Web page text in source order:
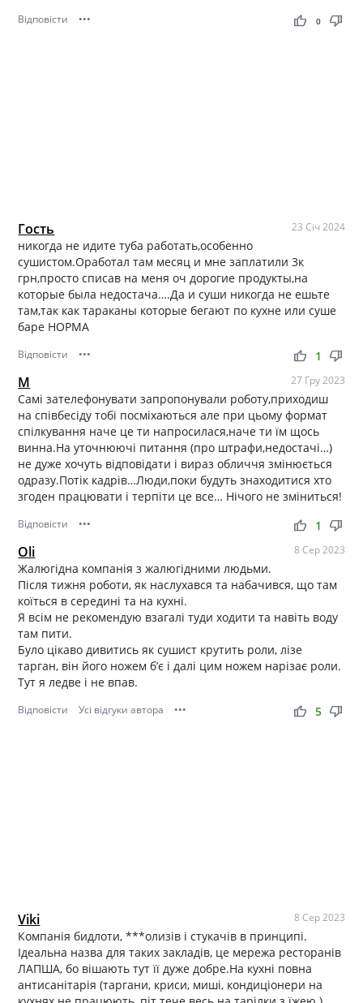
Відповісти ••• thumb_up thumb_down
0
Гость 23 Січ 2024
никогда не идите туба работать,особенно
сушистом.Оработал там месяц и мне заплатили 3к
грн,просто списав на меня оч дорогие продукты,на
которые была недостача….Да и суши никогда не ешьте
там,так как тараканы которые бегают по кухне или суше
баре НОРМА
Відповісти ••• thumb_up thumb_down
1
М 27 Гру 2023
Самі зателефонувати запропонували роботу,приходиш
на співбесіду тобі посміхаються але при цьому формат
спілкування наче це ти напросилася,наче ти їм щось
винна.На уточнюючі питання (про штрафи,недостачі…)
не дуже хочуть відповідати і вираз обличчя змінюється
одразу.Потік кадрів…Люди,поки будуть знаходитися хто
згоден працювати і терпіти це все… Нічого не зміниться!
Відповісти ••• thumb_up thumb_down
1
Oli 8 Сер 2023
Жалюгідна компанія з жалюгідними людьми.
Після тижня роботи, як наслухався та набачився, що там
коїться в середині та на кухні.
Я всім не рекомендую взагалі туди ходити та навіть воду
там пити.
Було цікаво дивитись як сушист крутить роли, лізе
тарган, він його ножем б’є і далі цим ножем нарізає роли.
Тут я ледве і не впав.
Відповісти Усі відгуки автора ••• thumb_up thumb_down
5
Viki 8 Сер 2023
Компанія бидлоти, ***олизів і стукачів в принципі.
Ідеальна назва для таких закладів, це мережа ресторанів
ЛАПША, бо вішають тут її дуже добре.На кухні повна
антисанітарія (таргани, криси, миші, кондиціонери на